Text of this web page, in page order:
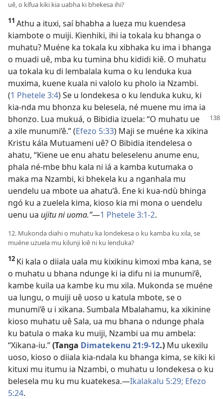
uê, o kífua kiki kia uabha ki bhekesa ihi?
11 Athu a ituxi, saí bhabha a lueza mu kuendesa
kiambote o muiji. Kienhiki, ihi ia tokala ku bhanga o
muhatu? Muéne ka tokala ku xibhaka ku ima i bhanga
o muadi uê, mba ku tumina bhu kididi kiê. O muhatu
ua tokala ku di lembalala kuma o ku lenduka kua
muxima, kuene kuala ni valolo ku pholo ia Nzambi.
(1 Phetele 3:4) Se u londekesa o ku lenduka kuku, ki
kia-nda mu bhonza ku belesela, né muene mu ima ia
bhonzo. Lua mukuá, o Bibidia izuela: “O muhatu ue
a xile munumi’ê.” (Efezo 5:33) Maji se muéne ka xikina
Kristu kála Mutuameni uê? O Bibidia itendelesa o
ahatu, “Kiene ue enu ahatu beleselenu anume enu,
phala né-mbe bhu kala ni iá a kamba kutumaka o
maka ma Nzambi, ki bhekela ku a nganhala mu
uendelu ua mbote ua ahatu’â. Ene ki kua-ndù bhinga
ngó ku a zuelela kima, kioso kia mi mona o uendelu
uenu ua ujitu ni uoma.”—1 Phetele 3:1-2.
12. Mukonda diahi o muhatu ka londekesa o ku kamba ku xila, se
muéne uzuela mu kilunji kiê ni ku lenduka?
12 Ki kala o diiala uala mu kixikinu kimoxi mba kana, se
o muhatu u bhana ndunge ki ia difu ni ia munumi’ê,
kambe kuila ua kambe ku mu xila. Mukonda se muéne
ua lungu, o muiji uê uoso u katula mbote, se o
munumi’ê u i xikana. Sumbala Mbalahamu, ka xikinine
kioso muhatu uê Sala, ua mu bhana o ndunge phala
ku batula o maka ku muiji, Nzambi ua mu ambela:
“Xikana-iu.”(Tanga Dimatekenu 21:9-12.) Mu ukexilu
uoso, kioso o diiala kia-ndala ku bhanga kima, se kiki ki
kituxi mu itumu ia Nzambi, o muhatu u londekesa o ku
belesela mu ku mu kuatekesa.—Ikalakalu 5:29; Efezo
5:24.